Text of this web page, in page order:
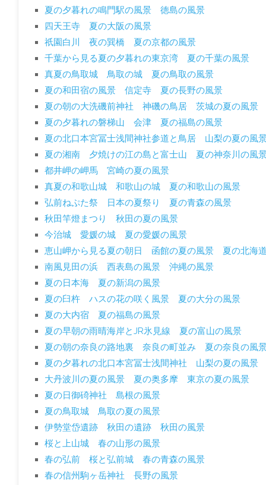
夏の夕暮れの鳴門駅の風景 徳島の風景
四天王寺 夏の大阪の風景
祇園白川 夜の巽橋 夏の京都の風景
千葉から見る夏の夕暮れの東京湾 夏の千葉の風景
真夏の鳥取城 鳥取の城 夏の鳥取の風景
夏の和田宿の風景 信定寺 夏の長野の風景
夏の朝の大洗磯前神社 神磯の鳥居 茨城の夏の風景
夏の夕暮れの磐梯山 会津 夏の福島の風景
夏の北口本宮冨士浅間神社参道と鳥居 山梨の夏の風
夏の湘南 夕焼けの江の島と富士山 夏の神奈川の風
都井岬の岬馬 宮崎の夏の風景
真夏の和歌山城 和歌山の城 夏の和歌山の風景
弘前ねぷた祭 日本の夏祭り 夏の青森の風景
秋田竿燈まつり 秋田の夏の風景
今治城 愛媛の城 夏の愛媛の風景
恵山岬から見る夏の朝日 函館の夏の風景 夏の北海
南風見田の浜 西表島の風景 沖縄の風景
夏の日本海 夏の新潟の風景
夏の臼杵 ハスの花の咲く風景 夏の大分の風景
夏の大内宿 夏の福島の風景
夏の早朝の雨晴海岸とJR氷見線 夏の富山の風景
夏の朝の奈良の路地裏 奈良の町並み 夏の奈良の風
夏の夕暮れの北口本宮冨士浅間神社 山梨の夏の風景
大丹波川の夏の風景 夏の奥多摩 東京の夏の風景
夏の日御碕神社 島根の風景
夏の鳥取城 鳥取の夏の風景
伊勢堂岱遺跡 秋田の遺跡 秋田の風景
桜と上山城 春の山形の風景
春の弘前 桜と弘前城 春の青森の風景
春の信州駒ヶ岳神社 長野の風景